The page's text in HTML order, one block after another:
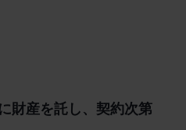
財産を託し、契約次第